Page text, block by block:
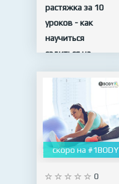
растяжка за 10
уроков - как
научиться
садиться на
скоро на #1BODY
0